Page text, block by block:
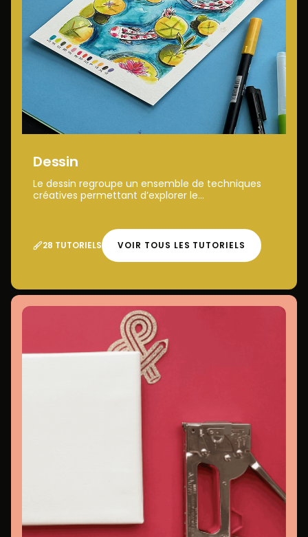
Dessin
Le dessin regroupe un ensemble de techniques
créatives permettant d’explorer le...
28 TUTORIELS VOIR TOUS LES TUTORIELS